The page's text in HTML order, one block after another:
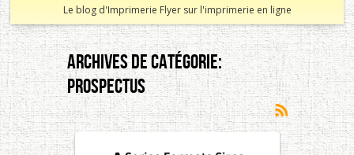
Le blog d'Imprimerie Flyer sur l'imprimerie en ligne
Archives De Catégorie:
Prospectus